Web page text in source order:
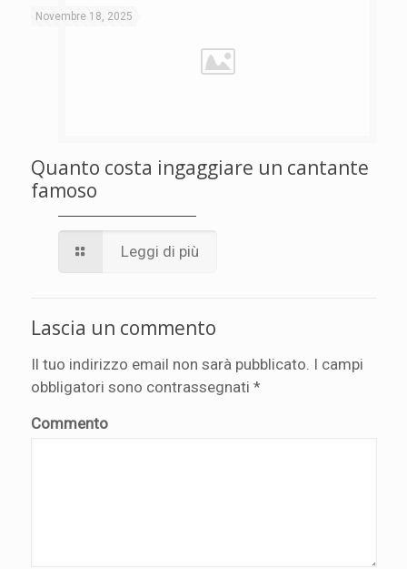
Novembre 18, 2025
Quanto costa ingaggiare un cantante
famoso
Leggi di più
Lascia un commento
Il tuo indirizzo email non sarà pubblicato. I campi
obbligatori sono contrassegnati *
Commento